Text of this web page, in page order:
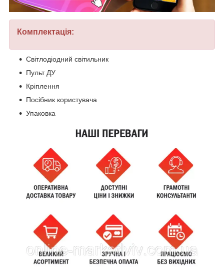
Комплектація:
Світлодіодний світильник
Пульт ДУ
Кріплення
Посібник користувача
Упаковка